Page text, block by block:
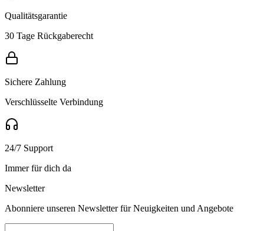
Qualitätsgarantie
30 Tage Rückgaberecht
Sichere Zahlung
Verschlüsselte Verbindung
24/7 Support
Immer für dich da
Newsletter
Abonniere unseren Newsletter für Neuigkeiten und Angebote